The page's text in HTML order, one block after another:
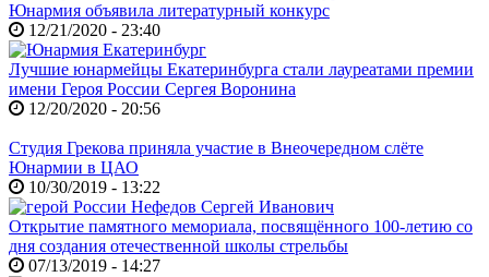
Юнармия объявила литературный конкурс
12/21/2020 - 23:40
Лучшие юнармейцы Екатеринбурга стали лауреатами премии
имени Героя России Сергея Воронина
12/20/2020 - 20:56
Студия Грекова приняла участие в Внеочередном слёте
Юнармии в ЦАО
10/30/2019 - 13:22
Открытие памятного мемориала, посвящённого 100-летию со
дня создания отечественной школы стрельбы
07/13/2019 - 14:27